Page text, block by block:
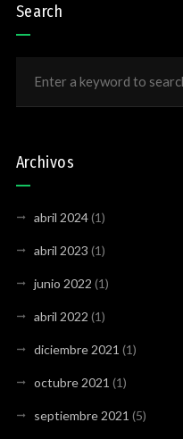
Search
Archivos
abril 2024(1)
abril 2023 (1)
junio 2022 (1)
abril 2022 (1)
diciembre 2021 (1)
octubre 2021 (1)
septiembre 2021 (5)